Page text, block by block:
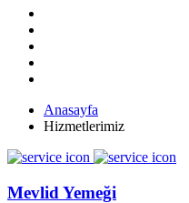
Anasayfa
Hizmetlerimiz
Mevlid Yemeği